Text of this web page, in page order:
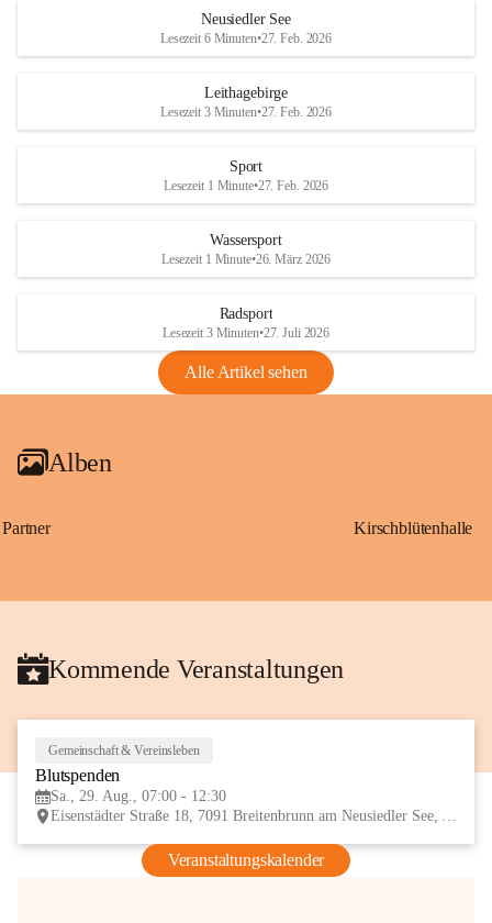
S
und den daraus folgenden wirtschaftlichen
Maßnahmen zur Bekämpfung
Rebe und der Amerikanischen
Anhang VBl. EU Nr. 18
1 Seite•1,4 MB
VBl. EU Nr. 18_2026
r
S
Neusiedler See
Lesezeit 6 Minuten•27. Feb. 2026
Leithagebirge
Lesezeit 3 Minuten•27. Feb. 2026
Sport
Lesezeit 1 Minute•27. Feb. 2026
Wassersport
Lesezeit 1 Minute•26. März 2026
Radsport
Lesezeit 3 Minuten•27. Juli 2026
Alle Artikel sehen
Alben
Partner Kirschblütenhalle
Kommende Veranstaltungen
Gemeinschaft & Vereinsleben
Blutspenden
Sa., 29. Aug., 07:00 - 12:30
Eisenstädter Straße 18, 7091 Breitenbrunn am Neusiedler See, AUT
Veranstaltungskalender